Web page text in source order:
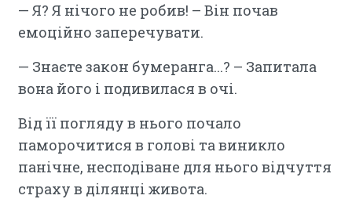
— Я? Я нічого не робив! – Він почав
емоційно заперечувати.
— Знаєте закон бумеранга...? – Запитала
вона його і подивилася в очі.
Від її погляду в нього почало
паморочитися в голові та виникло
панічне, несподіване для нього відчуття
страху в ділянці живота.